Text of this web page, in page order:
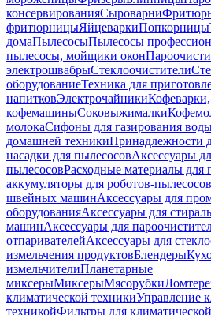
консервированияСыроварни
фритюрницыЯйцеваркиПопкорницы
домаПылесосыПылесосы
пылесосы, мойщики окон
электрошвабрыСтеклоочистители
оборудованиеТехника для
напитковЭлектрочайникиКофеварки,
кофемашиныСоковыжималки
молокаСифоны для газирования
домашней техникиПринадлежности
насадки для пылесосовАксессуары
пылесосовРасходные материалы для
аккумуляторы для роботов-пылесосов
швейных машинАксессуары для
оборудованияАксессуары для
машинАксессуары для
отпаривателейАксессуары для
измельчения продуктовБлендеры
измельчителиПланетарные
миксерыМиксерыМясорубки
климатической техникиУправление
техникойФильтры для